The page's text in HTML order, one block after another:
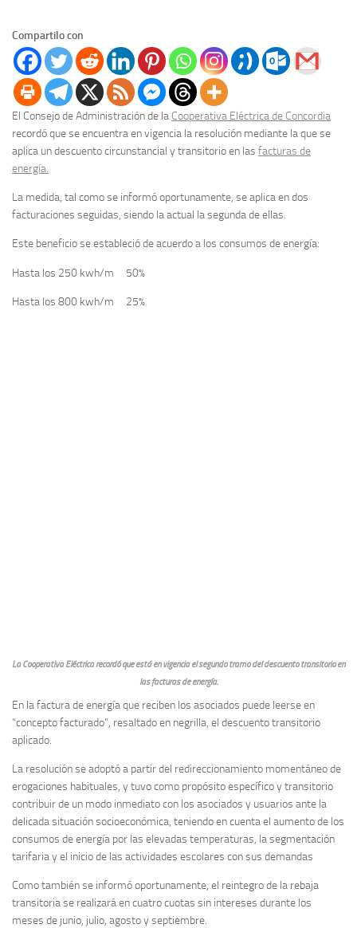
Compartilo con
El Consejo de Administración de la Cooperativa Eléctrica de Concordia
recordó que se encuentra en vigencia la resolución mediante la que se
aplica un descuento circunstancial y transitorio en las facturas de
energía.
La medida, tal como se informó oportunamente, se aplica en dos
facturaciones seguidas, siendo la actual la segunda de ellas.
Este beneficio se estableció de acuerdo a los consumos de energía:
Hasta los 250 kwh/m 50%
Hasta los 800 kwh/m 25%
La Cooperativa Eléctrica recordó que está en vigencia el segundo tramo del descuento transitorio en
las facturas de energía.
En la factura de energía que reciben los asociados puede leerse en
“concepto facturado”, resaltado en negrilla, el descuento transitorio
aplicado.
La resolución se adoptó a partir del redireccionamiento momentáneo de
erogaciones habituales, y tuvo como propósito específico y transitorio
contribuir de un modo inmediato con los asociados y usuarios ante la
delicada situación socioeconómica, teniendo en cuenta el aumento de los
consumos de energía por las elevadas temperaturas, la segmentación
tarifaria y el inicio de las actividades escolares con sus demandas
Como también se informó oportunamente, el reintegro de la rebaja
transitoria se realizará en cuatro cuotas sin intereses durante los
meses de junio, julio, agosto y septiembre.